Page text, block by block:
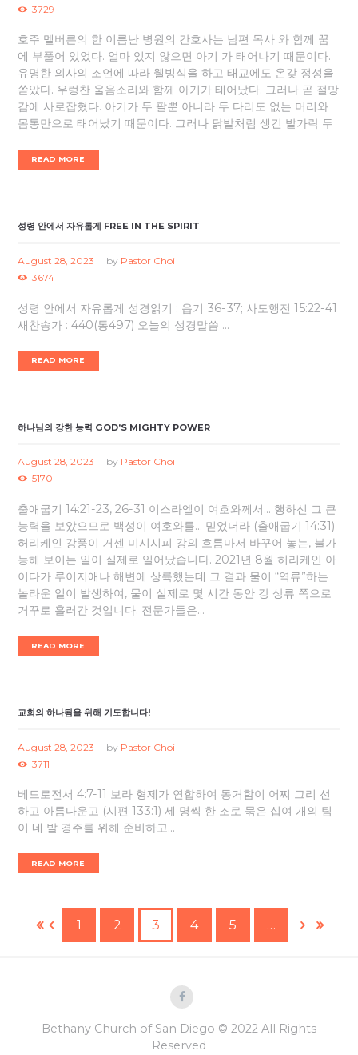
3729
호주 멜버른의 한 이름난 병원의 간호사는 남편 목사 와 함께 꿈
에 부풀어 있었다. 얼마 있지 않으면 아기 가 태어나기 때문이다.
유명한 의사의 조언에 따라 웰빙식을 하고 태교에도 온갖 정성을
쏟았다. 우렁찬 울음소리와 함께 아기가 태어났다. 그러나 곧 절망
감에 사로잡혔다. 아기가 두 팔뿐 아니라 두 다리도 없는 머리와
몸통만으로 태어났기 때문이다. 그러나 닭발처럼 생긴 발가락 두
READ MORE
성령 안에서 자유롭게 FREE IN THE SPIRIT
August 28, 2023 by Pastor Choi
3674
성령 안에서 자유롭게 성경읽기 : 욥기 36-37; 사도행전 15:22-41
새찬송가 : 440(통497) 오늘의 성경말씀 ...
READ MORE
하나님의 강한 능력 GOD’S MIGHTY POWER
August 28, 2023 by Pastor Choi
5170
출애굽기 14:21-23, 26-31 이스라엘이 여호와께서… 행하신 그 큰
능력을 보았으므로 백성이 여호와를… 믿었더라 (출애굽기 14:31)
허리케인 강풍이 거센 미시시피 강의 흐름마저 바꾸어 놓는, 불가
능해 보이는 일이 실제로 일어났습니다. 2021년 8월 허리케인 아
이다가 루이지애나 해변에 상륙했는데 그 결과 물이 “역류”하는
놀라운 일이 발생하여, 물이 실제로 몇 시간 동안 강 상류 쪽으로
거꾸로 흘러간 것입니다. 전문가들은...
READ MORE
교회의 하나됨을 위해 기도합니다!
August 28, 2023 by Pastor Choi
3711
베드로전서 4:7-11 보라 형제가 연합하여 동거함이 어찌 그리 선
하고 아름다운고 (시편 133:1) 세 명씩 한 조로 묶은 십여 개의 팀
이 네 발 경주를 위해 준비하고...
READ MORE
1 2 3 4 5 …
Bethany Church of San Diego © 2022 All Rights
Reserved